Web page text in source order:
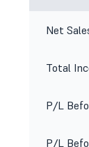
Net
Total
P/L
P/L